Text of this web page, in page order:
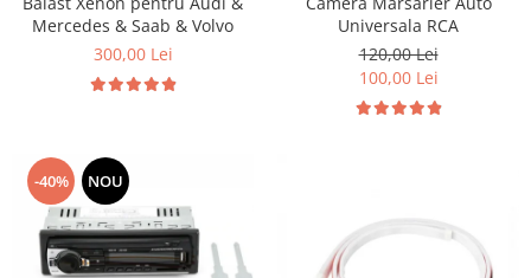
Mercedes & Saab & Volvo
300,00 Lei
Universala RCA
120,00 Lei
100,00 Lei
-40% NOU